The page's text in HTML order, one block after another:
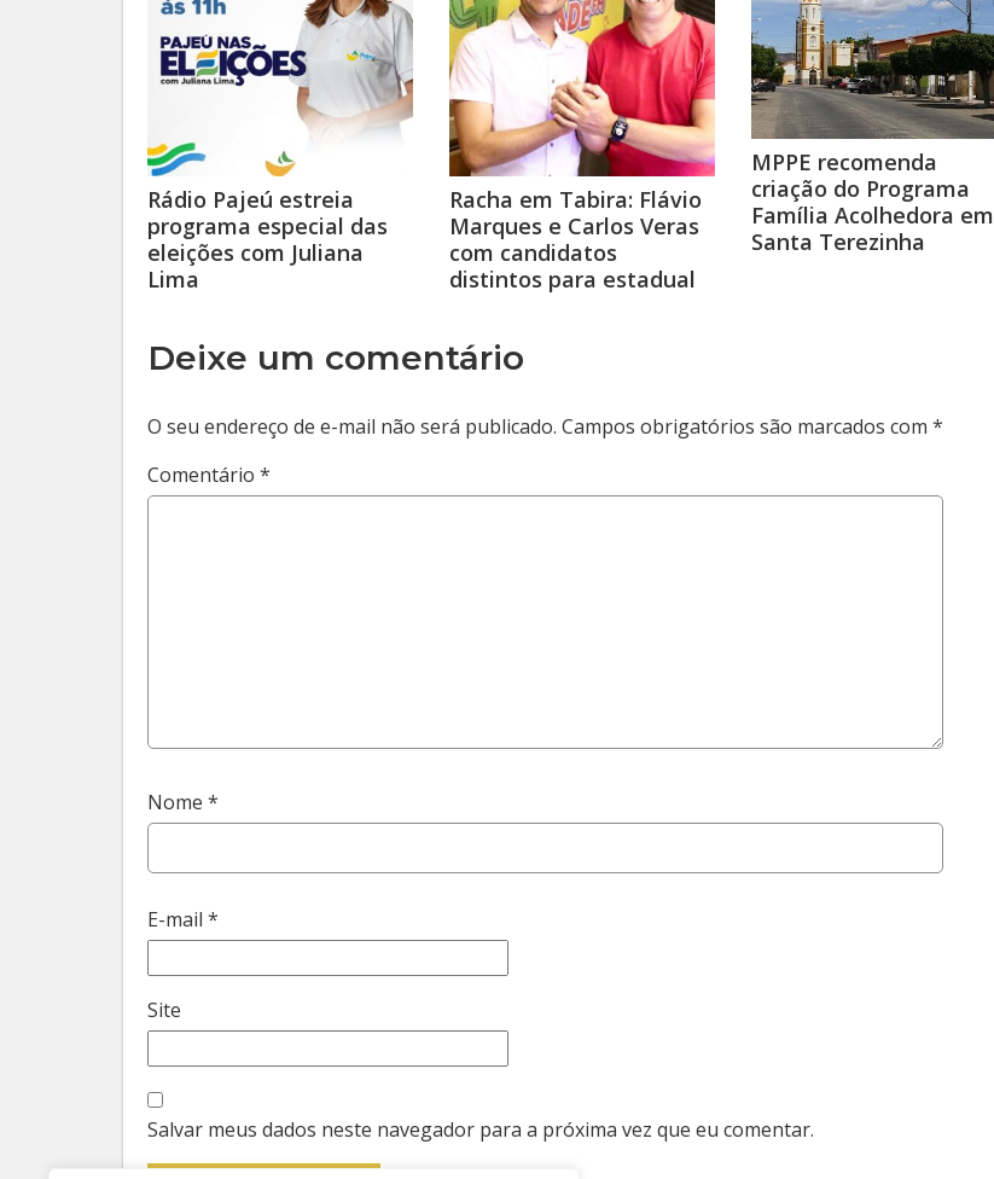
Rádio Pajeú estreia
programa especial das
eleições com Juliana
Lima
Racha em Tabira: Flávio
Marques e Carlos Veras
com candidatos
distintos para estadual
MPPE recomenda
criação do Programa
Família Acolhedora em
Santa Terezinha
Deixe um comentário
O seu endereço de e-mail não será publicado. Campos obrigatórios são marcados com *
Comentário *
Nome *
E-mail *
Site
Salvar meus dados neste navegador para a próxima vez que eu comentar.